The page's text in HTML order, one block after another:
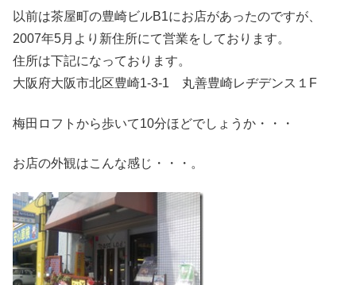
以前は茶屋町の豊崎ビルB1にお店があったのですが、
2007年5月より新住所にて営業をしております。
住所は下記になっております。
大阪府大阪市北区豊崎1-3-1 丸善豊崎レヂデンス１F
梅田ロフトから歩いて10分ほどでしょうか・・・
お店の外観はこんな感じ・・・。